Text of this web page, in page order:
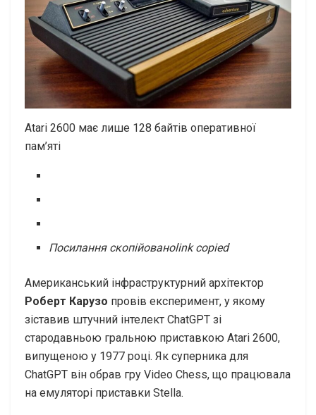
Atari 2600 має лише 128 байтів оперативної
пам’яті
Посилання скопійованоlink copied
Американський інфраструктурний архітектор
Роберт Карузо провів експеримент, у якому
зіставив штучний інтелект ChatGPT зі
стародавньою гральною приставкою Atari 2600,
випущеною у 1977 році. Як суперника для
ChatGPT він обрав гру Video Chess, що працювала
на емуляторі приставки Stella.